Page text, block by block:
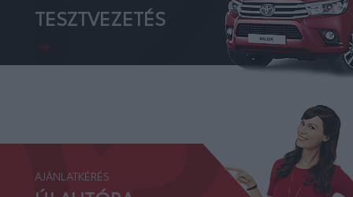
TESZTVEZETÉS
AJÁNLATKÉRÉS